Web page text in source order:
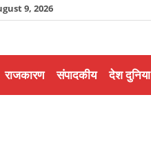
9, 2026
राजकारण संपादकीय देश दुनिया